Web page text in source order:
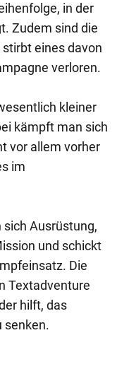
in der
Zudem sind die
eines davon
verloren.
kleiner
kämpft man sich
vor allem vorher
im
Ausrüstung,
und schickt
Die
Textadventure
hilft, das
senken.